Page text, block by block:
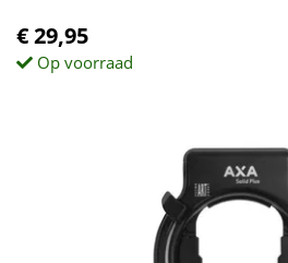
€ 29,95
Op voorraad